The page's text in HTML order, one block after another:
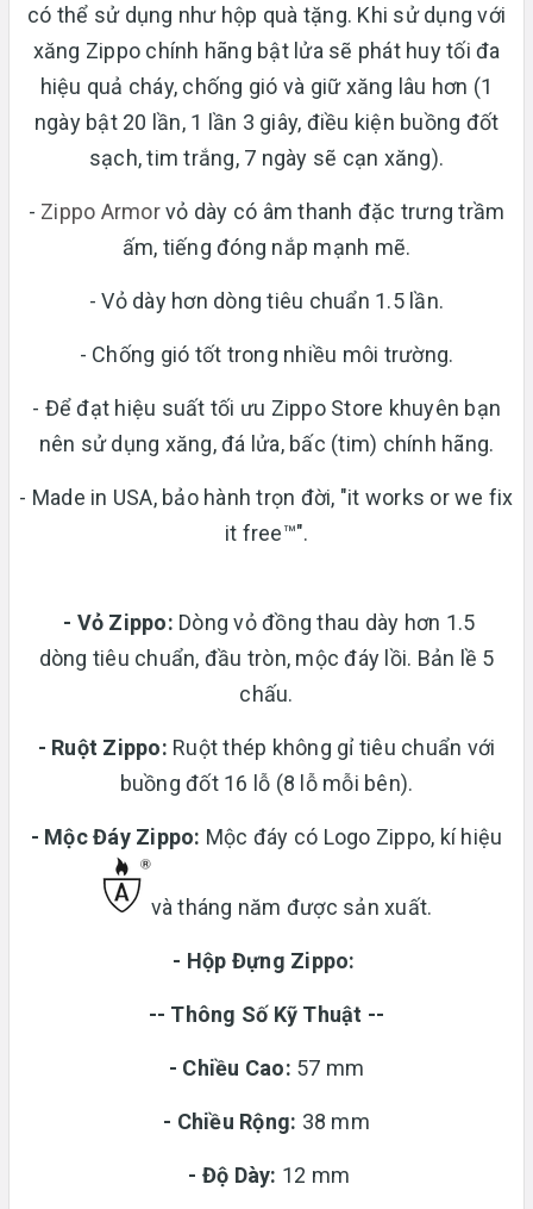
có thể sử dụng như hộp quà tặng. Khi sử dụng với
xăng Zippo chính hãng bật lửa sẽ phát huy tối đa
hiệu quả cháy, chống gió và giữ xăng lâu hơn (1
ngày bật 20 lần, 1 lần 3 giây, điều kiện buồng đốt
sạch, tim trắng, 7 ngày sẽ cạn xăng).
- Zippo Armorvỏ dày có âm thanh đặc trưng trầm
ấm, tiếng đóng nắp mạnh mẽ.
- Vỏ dày hơn dòng tiêu chuẩn 1.5 lần.
- Chống gió tốt trong nhiều môi trường.
- Để đạt hiệu suất tối ưu Zippo Store khuyên bạn
nên sử dụng xăng, đá lửa, bấc (tim) chính hãng.
- Made in USA, bảo hành trọn đời, "it works or we fix
it free™".
- Vỏ Zippo: Dòng vỏ đồng thau dày hơn 1.5
dòng tiêu chuẩn, đầu tròn, mộc đáy lồi. Bản lề 5
chấu.
- Ruột Zippo: Ruột thép không gỉ tiêu chuẩn với
buồng đốt 16 lỗ (8 lỗ mỗi bên).
- Mộc Đáy Zippo: Mộc đáy có Logo Zippo, kí hiệu
và tháng năm được sản xuất.
- Hộp Đựng Zippo:
-- Thông Số Kỹ Thuật --
- Chiều Cao: 57 mm
- Chiều Rộng: 38 mm
- Độ Dày: 12 mm